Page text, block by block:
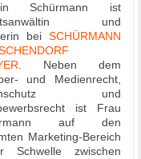
Schürmann ist
und
bei SCHÜRMANN
. Neben dem
und Medienrecht,
und
ist Frau
auf den
Marketing-Bereich
Schwelle zwischen